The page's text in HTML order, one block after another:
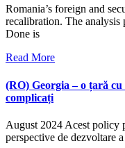
Romania’s foreign and
recalibration. The
Done is
Read More
(RO) Georgia – o țară
complicați
August 2024 Acest policy
perspective de dezvoltare